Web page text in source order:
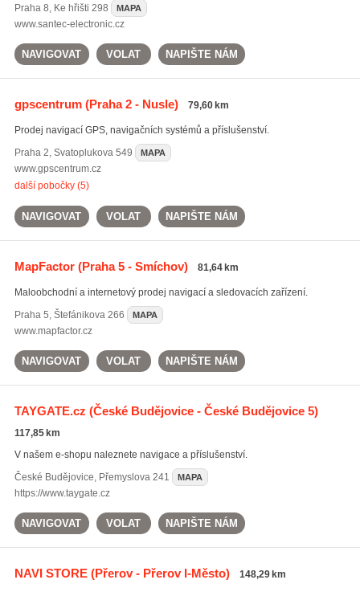
Praha 8, Ke hřišti 298 MAPA
www.santec-electronic.cz
NAVIGOVAT VOLAT NAPIŠTE NÁM
gpscentrum(Praha 2 - Nusle) 79,60 km
Prodej navigací GPS, navigačních systémů a příslušenství.
Praha 2, Svatoplukova 549 MAPA
www.gpscentrum.cz
další pobočky (5)
NAVIGOVAT VOLAT NAPIŠTE NÁM
MapFactor(Praha 5 - Smíchov) 81,64 km
Maloobchodní a internetový prodej navigací a sledovacích zařízení.
Praha 5, Štefánikova 266 MAPA
www.mapfactor.cz
NAVIGOVAT VOLAT NAPIŠTE NÁM
TAYGATE.cz (České Budějovice - České Budějovice 5)
117,85 km
V našem e-shopu naleznete navigace a příslušenství.
České Budějovice, Přemyslova 241 MAPA
https://www.taygate.cz
NAVIGOVAT VOLAT NAPIŠTE NÁM
NAVI STORE(Přerov - Přerov I-Město) 148,29 km